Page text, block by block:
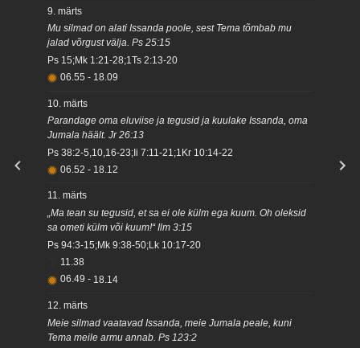
9. märts
Mu silmad on alati Issanda poole, sest Tema tõmbab mu
jalad võrgust välja. Ps 25:15
Ps 15;Mk 1:21-28;1Ts 2:13-20
06.55 - 18.09
10. märts
Parandage oma eluviise ja tegusid ja kuulake Issanda, oma
Jumala häält. Jr 26:13
Ps 38:2-5,10,16-23;Ii 7:11-21;1Kr 10:14-22
06.52 - 18.12
11. märts
„Ma tean su tegusid, et sa ei ole külm ega kuum. Oh oleksid
sa ometi külm või kuum!“ Ilm 3:15
Ps 94:3-15;Mk 9:38-50;Lk 10:17-20
11.38
06.49 - 18.14
12. märts
Meie silmad vaatavad Issanda, meie Jumala peale, kuni
Tema meile armu annab. Ps 123:2